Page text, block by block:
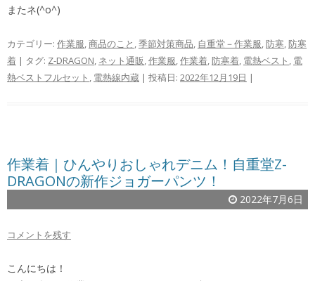
またネ(^o^)
カテゴリー: 作業服,商品のこと ,季節対策商品, 自重堂－作業服,防寒,防寒
着 | タグ: Z-DRAGON, ネット通販,作業服,作業着,防寒着, 電熱ベスト , 電
熱ベストフルセット , 電熱線内蔵 | 投稿日: 2022年12月19日 |
作業着｜ひんやりおしゃれデニム！自重堂Z-
DRAGONの新作ジョガーパンツ！
2022年7月6日
コメントを残す
こんにちは！